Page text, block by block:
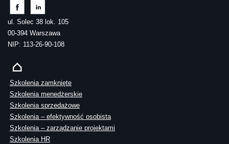
ul. Solec 38 lok. 105
00-394 Warszawa
NIP: 113-26-90-108
Szkolenia zamknięte
Szkolenia menedżerskie
Szkolenia sprzedażowe
Szkolenia – efektywność osobista
Szkolenia – zarządzanie projektami
Szkolenia HR